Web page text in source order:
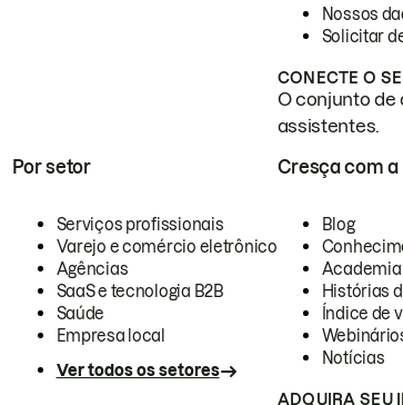
Nossos
Solicitar
CONECTE O
O conjunto de
assistentes.
Por setor
Serviços profissionais
Varejo e comércio eletrônico
Agências
SaaS e tecnologia B2B
Saúde
Empresa local
Ver todos os setores
Cresça com a
Blog
Academia
Histórias
Índice de
Notícias
ADQUIRA SEU